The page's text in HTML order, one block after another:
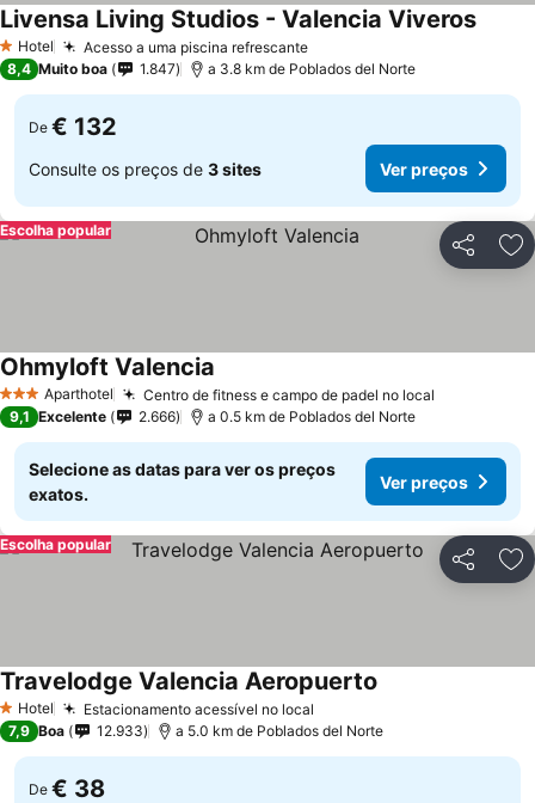
1 Estrelas
Hotel Acesso a uma piscina refrescante
Livensa Living Studios - Valencia Viveros
8,4 Muito boa 1.847 a 3.8 km de Poblados del Norte
De € 132
Consulte os preços de 3 sites Ver preços
Partilhar
Escolha popular
3 EstrelasAparthotel Centro de fitness e campo de padel no local
Ohmyloft Valencia
9,1 Excelente 2.666 a 0.5 km de Poblados del Norte
Selecione as datas para ver os preços
exatos.
Ver preços
Partilhar
Escolha popular
1 Estrelas
Hotel Estacionamento acessível no local
Travelodge Valencia Aeropuerto
7,9 Boa 12.933 a 5.0 km de Poblados del Norte
De € 38